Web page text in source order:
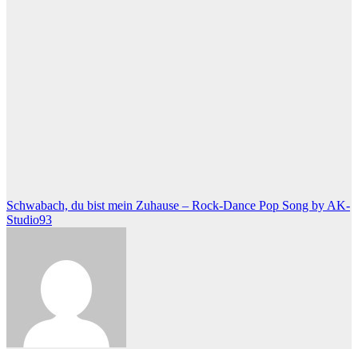
Beitragsnavigation
Schwabach, du bist mein Zuhause – Rock-Dance Pop Song by AK-
Studio93